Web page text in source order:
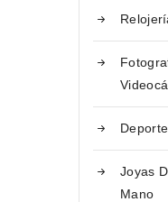
Deporte
Joyas
Mano